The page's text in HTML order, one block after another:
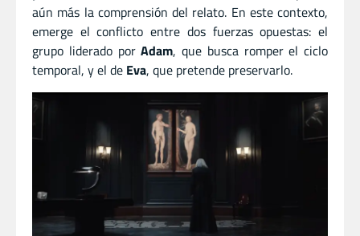
aún más la comprensión del relato. En este contexto,
emerge el conflicto entre dos fuerzas opuestas: el
grupo liderado porAdam, que busca romper el ciclo
temporal, y el de Eva, que pretende preservarlo.